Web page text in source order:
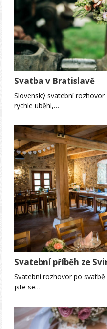
Svatba v Bratislavě
Slovenský svatební
rychle uběhl,…
Svatební příběh ze
Svatební rozhovor po
jste se…